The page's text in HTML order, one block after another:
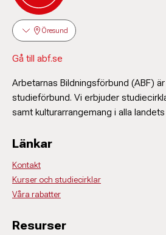
Öresund
Gå till abf.se
Arbetarnas Bildningsförbund (ABF)
studieförbund. Vi erbjuder
samt kulturarrangemang i alla
Länkar
Kontakt
Kurser och studiecirklar
Våra rabatter
Resurser